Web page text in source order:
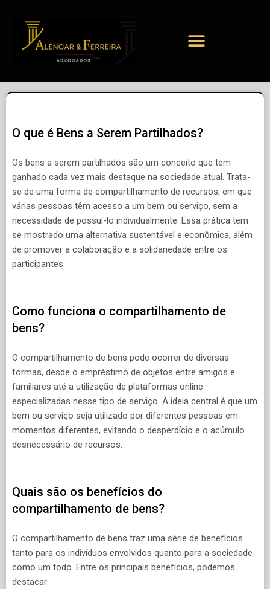
O que é Bens a Serem Partilhados?
Os bens a serem partilhados são um conceito que tem
ganhado cada vez mais destaque na sociedade atual. Trata-
se de uma forma de compartilhamento de recursos, em que
várias pessoas têm acesso a um bem ou serviço, sem a
necessidade de possuí-lo individualmente. Essa prática tem
se mostrado uma alternativa sustentável e econômica, além
de promover a colaboração e a solidariedade entre os
participantes.
Como funciona o compartilhamento de
bens?
O compartilhamento de bens pode ocorrer de diversas
formas, desde o empréstimo de objetos entre amigos e
familiares até a utilização de plataformas online
especializadas nesse tipo de serviço. A ideia central é que um
bem ou serviço seja utilizado por diferentes pessoas em
momentos diferentes, evitando o desperdício e o acúmulo
desnecessário de recursos.
Quais são os benefícios do
compartilhamento de bens?
O compartilhamento de bens traz uma série de benefícios
tanto para os indivíduos envolvidos quanto para a sociedade
como um todo. Entre os principais benefícios, podemos
destacar: